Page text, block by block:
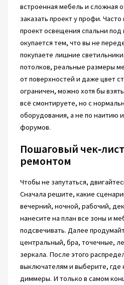
встроенная мебель и сложная
заказать проект у профи.
проект освещения спальни под
окупается тем, что вы не
покупаете лишние
потолков, реальные размеры
от поверхностей и даже цвет
ограничен, можно хотя бы
всё смонтируете, но с
оборудования, а не по наитию
форумов.
Пошаговый
ремонтом
Чтобы не запутаться,
Сначала решите, какие
вечерний, ночной, рабочий,
нанесите на план все зоны и
подсвечивать. Далее
центральный, бра, точечные,
зеркала. После этого
выключателям и выберите,
диммеры. И только в самом